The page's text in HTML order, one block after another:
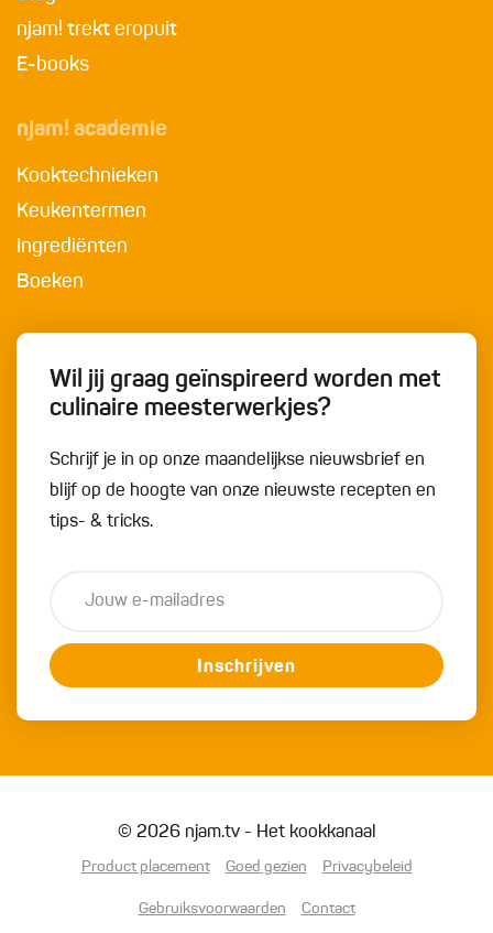
njam! trekt eropuit
E-books
njam! academie
Kooktechnieken
Keukentermen
Ingrediënten
Boeken
Wil jij graag geïnspireerd worden met
culinaire meesterwerkjes?
Schrijf je in op onze maandelijkse nieuwsbrief en
blijf op de hoogte van onze nieuwste recepten en
tips- & tricks.
Inschrijven
© 2026 njam.tv - Het kookkanaal
Product placement Goed gezien Privacybeleid
Gebruiksvoorwaarden Contact